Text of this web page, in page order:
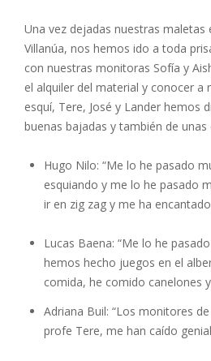
Una vez dejadas nuestras maletas
Villanúa, nos hemos ido a toda
con nuestras monitoras Sofía y
el alquiler del material y conocer a
esquí, Tere, José y Lander hemos
buenas bajadas y también de unas
Hugo Nilo: “Me lo he pasado
esquiando y me lo he pasado
ir en zig zag y me ha
Lucas Baena: “Me lo he
hemos hecho juegos en el
comida, he comido canelones
Adriana Buil: “Los monitores
profe Tere, me han caído